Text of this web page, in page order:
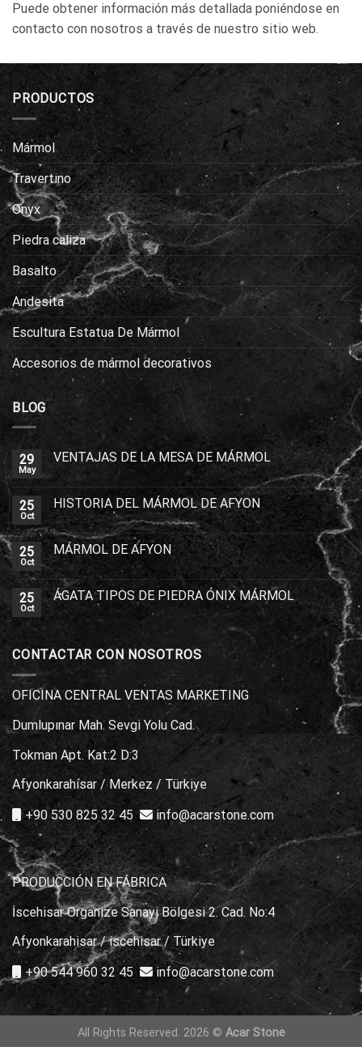
Puede obtener información más detallada poniéndose en
contacto con nosotros a través de nuestro sitio web.
PRODUCTOS
Mármol
Travertino
Onyx
Piedra caliza
Basalto
Andesita
Escultura Estatua De Mármol
Accesorios de mármol decorativos
BLOG
29
May
VENTAJAS DE LA MESA DE MÁRMOL
25
Oct
HISTORIA DEL MÁRMOL DE AFYON
25
Oct
MÁRMOL DE AFYON
25
Oct
ÁGATA TIPOS DE PIEDRA ÓNIX MÁRMOL
CONTACTAR CON NOSOTROS
OFICINA CENTRAL VENTAS MARKETING
Dumlupınar Mah. Sevgi Yolu Cad.
Tokman Apt. Kat:2 D:3
Afyonkarahisar / Merkez / Türkiye
+90 530 825 32 45
info@acarstone.com
PRODUCCIÓN EN FÁBRICA
İscehisar Organize Sanayi Bölgesi 2. Cad. No:4
Afyonkarahisar / iscehisar / Türkiye
+90 544 960 32 45
info@acarstone.com
All Rights Reserved. 2026 © Acar Stone